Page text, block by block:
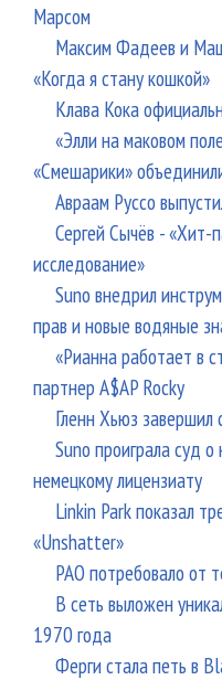
Марсом
Максим Фадеев и
«Когда я стану кошкой»
Клава Кока
«Элли на маковом
«Смешарики»
Авраам Руссо
Сергей Сычёв -
исследование»
Suno внедрил
прав и новые водяные
«Рианна работает в
партнер A$AP Rocky
Гленн Хьюз завершил
Suno проиграла суд
немецкому лицензиату
Linkin Park показал
«Unshatter»
РАО потребовало от
В сеть выложен
1970 года
Ферги стала петь в